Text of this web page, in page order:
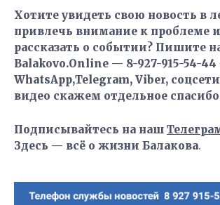
Хотите увидеть свою новость в
привлечь внимание к проблеме
рассказать о событии? Пишите
Balakovo.Online — 8-927-915-54-
WhatsApp,Telegram, Viber,
видео скажем отдельное
Подписывайтесь на наш
Здесь — всё о жизни Балакова.